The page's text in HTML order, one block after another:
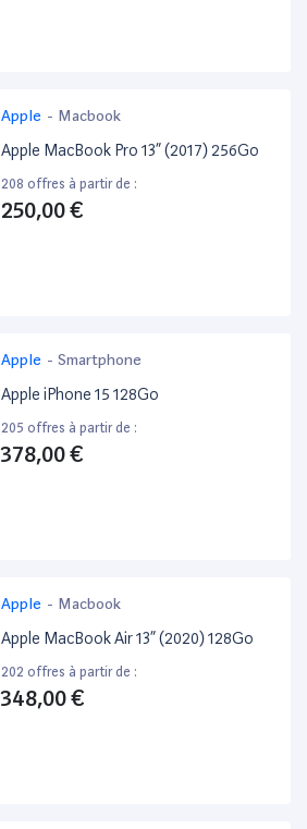
Apple - Macbook
Apple MacBook Pro 13” (2017) 256Go
208 offres à partir de :
250,00 €
Apple - Smartphone
Apple iPhone 15 128Go
205 offres à partir de :
378,00 €
Apple - Macbook
Apple MacBook Air 13” (2020) 128Go
202 offres à partir de :
348,00 €